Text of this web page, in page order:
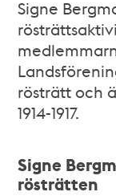
Signe
rösträtt och
1914-1917.
Signe
rösträtten